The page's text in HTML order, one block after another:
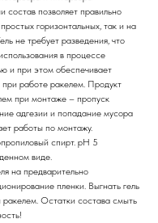
состав позволяет правильно
горизонтальных, так и на
не требует разведения, что
в процессе
и при этом обеспечивает
при работе ракелем. Продукт
при монтаже – пропуск
адгезии и попадание мусора
работы по монтажу.
спирт. pH 5
виде.
на предварительно
пленки. Выгнать гель
Остатки состава смыть